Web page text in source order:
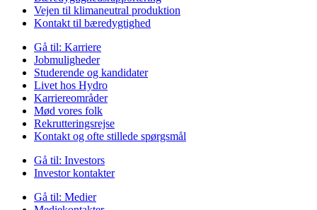
Vejen til klimaneutral produktion
Kontakt til bæredygtighed
Gå til: Karriere
Jobmuligheder
Studerende og kandidater
Livet hos Hydro
Karriereområder
Mød vores folk
Rekrutteringsrejse
Kontakt og ofte stillede spørgsmål
Gå til: Investors
Investor kontakter
Gå til: Medier